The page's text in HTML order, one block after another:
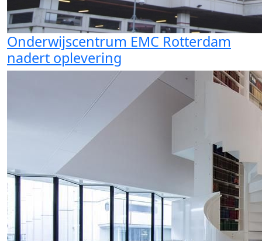
Onderwijscentrum EMC Rotterdam
nadert oplevering